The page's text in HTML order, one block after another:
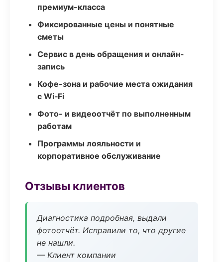
премиум-класса
Фиксированные цены и понятные
сметы
Сервис в день обращения и онлайн-
запись
Кофе-зона и рабочие места ожидания
с Wi‑Fi
Фото- и видеоотчёт по выполненным
работам
Программы лояльности и
корпоративное обслуживание
Отзывы клиентов
Диагностика подробная, выдали
фотоотчёт. Исправили то, что другие
не нашли.
— Клиент компании